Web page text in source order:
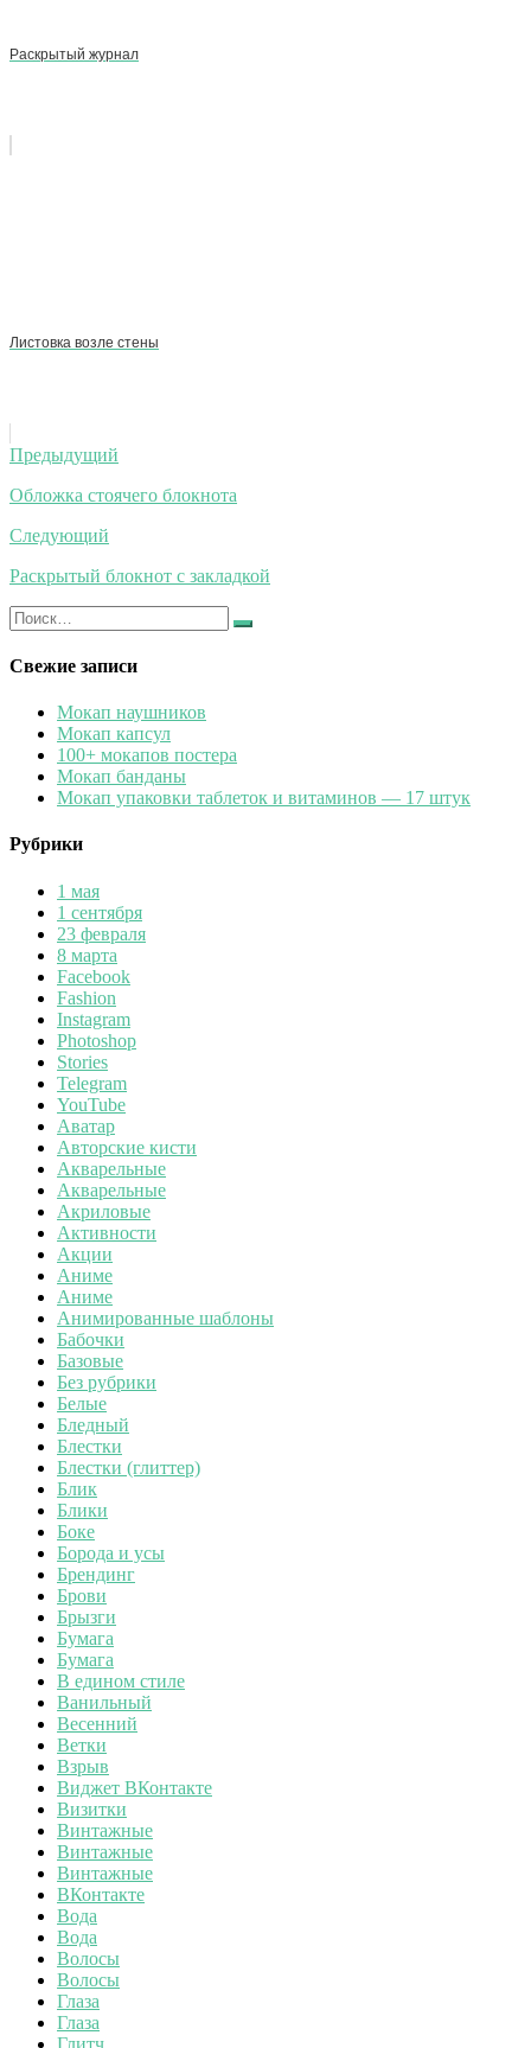
Раскрытый журнал
Листовка возле стены
Навигация
по
записям
Предыдущий
Обложка стоячего блокнота
Следующий
Раскрытый блокнот с закладкой
Искать:
Найти
Свежие записи
Мокап наушников
Мокап капсул
100+ мокапов постера
Мокап банданы
Мокап упаковки таблеток и витаминов — 17 штук
Рубрики
1 мая
1 сентября
23 февраля
8 марта
Facebook
Fashion
Instagram
Photoshop
Stories
Telegram
YouTube
Аватар
Авторские кисти
Акварельные
Акварельные
Акриловые
Активности
Акции
Аниме
Аниме
Анимированные шаблоны
Бабочки
Базовые
Без рубрики
Белые
Бледный
Блестки
Блестки (глиттер)
Блик
Блики
Боке
Борода и усы
Брендинг
Брови
Брызги
Бумага
Бумага
В едином стиле
Ванильный
Весенний
Ветки
Взрыв
Виджет ВКонтакте
Визитки
Винтажные
Винтажные
Винтажные
ВКонтакте
Вода
Вода
Волосы
Волосы
Глаза
Глаза
Глитч